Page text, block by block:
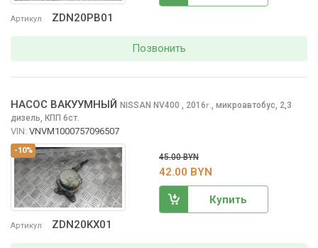
Артикул ZDN20PB01
Позвонить
-10%
Артикул ZDN20KX01
НАСОС ВАКУУМНЫЙ NISSAN NV400 , 2016г., микроавтобус, 2,3
дизель, КПП 6ст.
VIN: VNVM1000757096507
45.00 BYN
42.00 BYN
Купить